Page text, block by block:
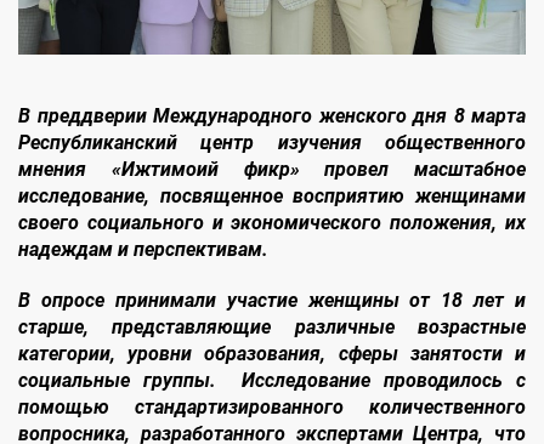
В преддверии Международного женского дня 8 марта
Республиканский центр изучения общественного
мнения «Ижтимоий фикр» провел масштабное
исследование, посвященное восприятию женщинами
своего социального и экономического положения, их
надеждам и перспективам.
В опросе принимали участие женщины от 18 лет и
старше, представляющие различные возрастные
категории, уровни образования, сферы занятости и
социальные группы. Исследование проводилось с
помощью стандартизированного количественного
вопросника, разработанного экспертами Центра, что